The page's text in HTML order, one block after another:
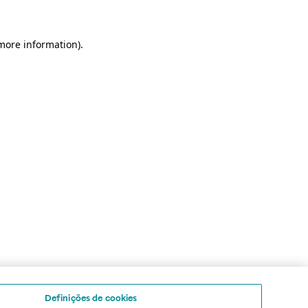
information).
Definições de cookies